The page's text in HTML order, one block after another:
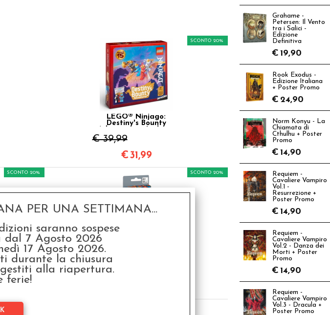
LEGO® Ninjago:
Destiny's Bounty
€ 39,99
SCONTO 20%
€31,99
SCONTO 20%
€ 9,99
SCONTO 20%
SCONTO 20%
Grahame -
Petersen: Il Vento
tra i Salici -
Edizione
Definitiva
€ 19,90
Rook Exodus -
Edizione Italiana
+ Poster Promo
€ 24,90
Norm Konyu - La
Chiamata di
Cthulhu + Poster
Promo
€ 14,90
Requiem -
Cavaliere Vampiro
Vol.1 -
Resurrezione +
Poster Promo
€ 14,90
Requiem -
Cavaliere Vampiro
Vol.2 - Danza dei
Morti + Poster
Promo
€ 14,90
Requiem -
Cavaliere Vampiro
Vol.3 - Dracula +
Poster Promo
PER UNA SETTIMANA...
saranno sospese
dal 7 Agosto 2026
17 Agosto 2026.
durante la chiusura
alla riapertura.
ferie!